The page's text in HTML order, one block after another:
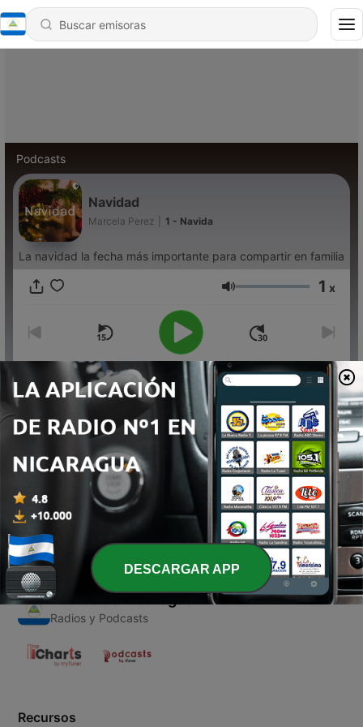
Podcasts
Navidad
Marcela Perez 1 - Navida
La navidad la fecha más importante para compartir en familia
Volumen 1 x
00:00
Episodios
1 - Navida
18 nov. 2020
Radios de Nicaragua
Radios y Podcasts
Recursos
DESCARGAR APP